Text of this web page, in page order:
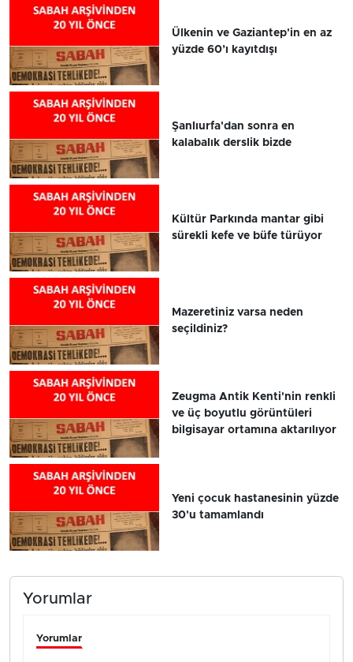
Ülkenin ve Gaziantep'in en az
yüzde 60’ı kayıtdışı
Şanlıurfa'dan sonra en
kalabalık derslik bizde
Kültür Parkında mantar gibi
sürekli kefe ve büfe türüyor
Mazeretiniz varsa neden
seçildiniz?
Zeugma Antik Kenti'nin renkli
ve üç boyutlu görüntüleri
bilgisayar ortamına aktarılıyor
Yeni çocuk hastanesinin yüzde
30'u tamamlandı
Yorumlar
Yorumlar